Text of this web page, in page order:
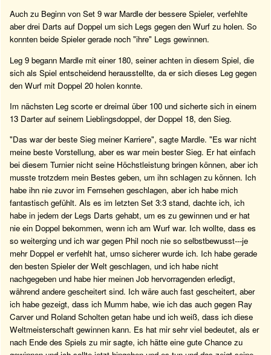
Auch zu Beginn von Set 9 war Mardle der bessere Spieler, verfehlte
aber drei Darts auf Doppel um sich Legs gegen den Wurf zu holen. So
konnten beide Spieler gerade noch "ihre" Legs gewinnen.
Leg 9 begann Mardle mit einer 180, seiner achten in diesem Spiel, die
sich als Spiel entscheidend herausstellte, da er sich dieses Leg gegen
den Wurf mit Doppel 20 holen konnte.
Im nächsten Leg scorte er dreimal über 100 und sicherte sich in einem
13 Darter auf seinem Lieblingsdoppel, der Doppel 18, den Sieg.
"Das war der beste Sieg meiner Karriere", sagte Mardle. "Es war nicht
meine beste Vorstellung, aber es war mein bester Sieg. Er hat einfach
bei diesem Turnier nicht seine Höchstleistung bringen können, aber ich
musste trotzdem mein Bestes geben, um ihn schlagen zu können. Ich
habe ihn nie zuvor im Fernsehen geschlagen, aber ich habe mich
fantastisch gefühlt. Als es im letzten Set 3:3 stand, dachte ich, ich
habe in jedem der Legs Darts gehabt, um es zu gewinnen und er hat
nie ein Doppel bekommen, wenn ich am Wurf war. Ich wollte, dass es
so weiterging und ich war gegen Phil noch nie so selbstbewusst---je
mehr Doppel er verfehlt hat, umso sicherer wurde ich. Ich habe gerade
den besten Spieler der Welt geschlagen, und ich habe nicht
nachgegeben und habe hier meinen Job hervorragenden erledigt,
während andere gescheitert sind. Ich wäre auch fast gescheitert, aber
ich habe gezeigt, dass ich Mumm habe, wie ich das auch gegen Ray
Carver und Roland Scholten getan habe und ich weiß, dass ich diese
Weltmeisterschaft gewinnen kann. Es hat mir sehr viel bedeutet, als er
nach Ende des Spiels zu mir sagte, ich hätte eine gute Chance zu